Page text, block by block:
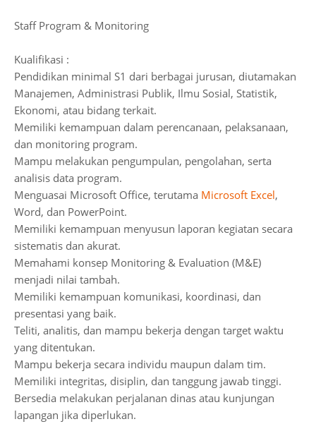
Staff Program & Monitoring
Kualifikasi :
Pendidikan minimal S1 dari berbagai jurusan, diutamakan
Manajemen, Administrasi Publik, Ilmu Sosial, Statistik,
Ekonomi, atau bidang terkait.
Memiliki kemampuan dalam perencanaan, pelaksanaan,
dan monitoring program.
Mampu melakukan pengumpulan, pengolahan, serta
analisis data program.
Menguasai Microsoft Office, terutama Microsoft Excel,
Word, dan PowerPoint.
Memiliki kemampuan menyusun laporan kegiatan secara
sistematis dan akurat.
Memahami konsep Monitoring & Evaluation (M&E)
menjadi nilai tambah.
Memiliki kemampuan komunikasi, koordinasi, dan
presentasi yang baik.
Teliti, analitis, dan mampu bekerja dengan target waktu
yang ditentukan.
Mampu bekerja secara individu maupun dalam tim.
Memiliki integritas, disiplin, dan tanggung jawab tinggi.
Bersedia melakukan perjalanan dinas atau kunjungan
lapangan jika diperlukan.